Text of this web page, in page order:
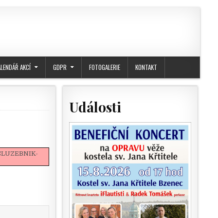
AKCÍ GDPR FOTOGALERIE KONTAKT
Události